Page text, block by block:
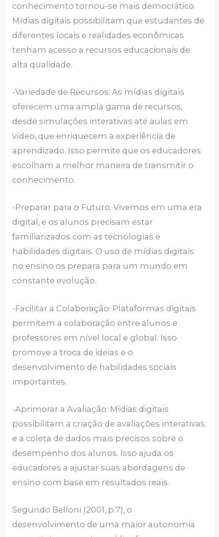
conhecimento tornou-se mais democrático.
Mídias digitais possibilitam que estudantes de
diferentes locais e realidades econômicas
tenham acesso a recursos educacionais de
alta qualidade.
-Variedade de Recursos: As mídias digitais
oferecem uma ampla gama de recursos,
desde simulações interativas até aulas em
vídeo, que enriquecem a experiência de
aprendizado. Isso permite que os educadores
escolham a melhor maneira de transmitir o
conhecimento.
-Preparar para o Futuro: Vivemos em uma era
digital, e os alunos precisam estar
familiarizados com as tecnologias e
habilidades digitais. O uso de mídias digitais
no ensino os prepara para um mundo em
constante evolução.
-Facilitar a Colaboração: Plataformas digitais
permitem a colaboração entre alunos e
professores em nível local e global. Isso
promove a troca de ideias e o
desenvolvimento de habilidades sociais
importantes.
-Aprimorar a Avaliação: Mídias digitais
possibilitam a criação de avaliações interativas
e a coleta de dados mais precisos sobre o
desempenho dos alunos. Isso ajuda os
educadores a ajustar suas abordagens de
ensino com base em resultados reais.
Segundo Belloni (2001, p.7), o
desenvolvimento de uma maior autonomia